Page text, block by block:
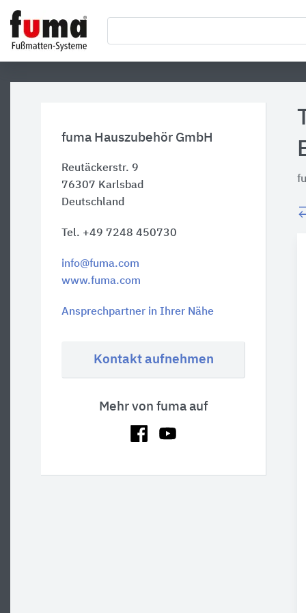
fuma Hauszubehör GmbH
Reutäckerstr. 9
76307 Karlsbad
Deutschland
Tel. +49 7248 450730
info@fuma.com
www.fuma.com
Ansprechpartner in Ihrer Nähe
Kontakt aufnehmen
Mehr von fuma auf